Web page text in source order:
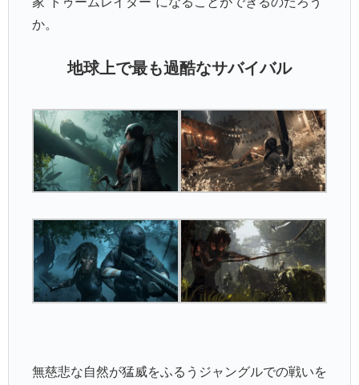
か。
地球上で最も過酷なサバイバル
無慈悲な自然が猛威をふるうジャングルでの戦いを